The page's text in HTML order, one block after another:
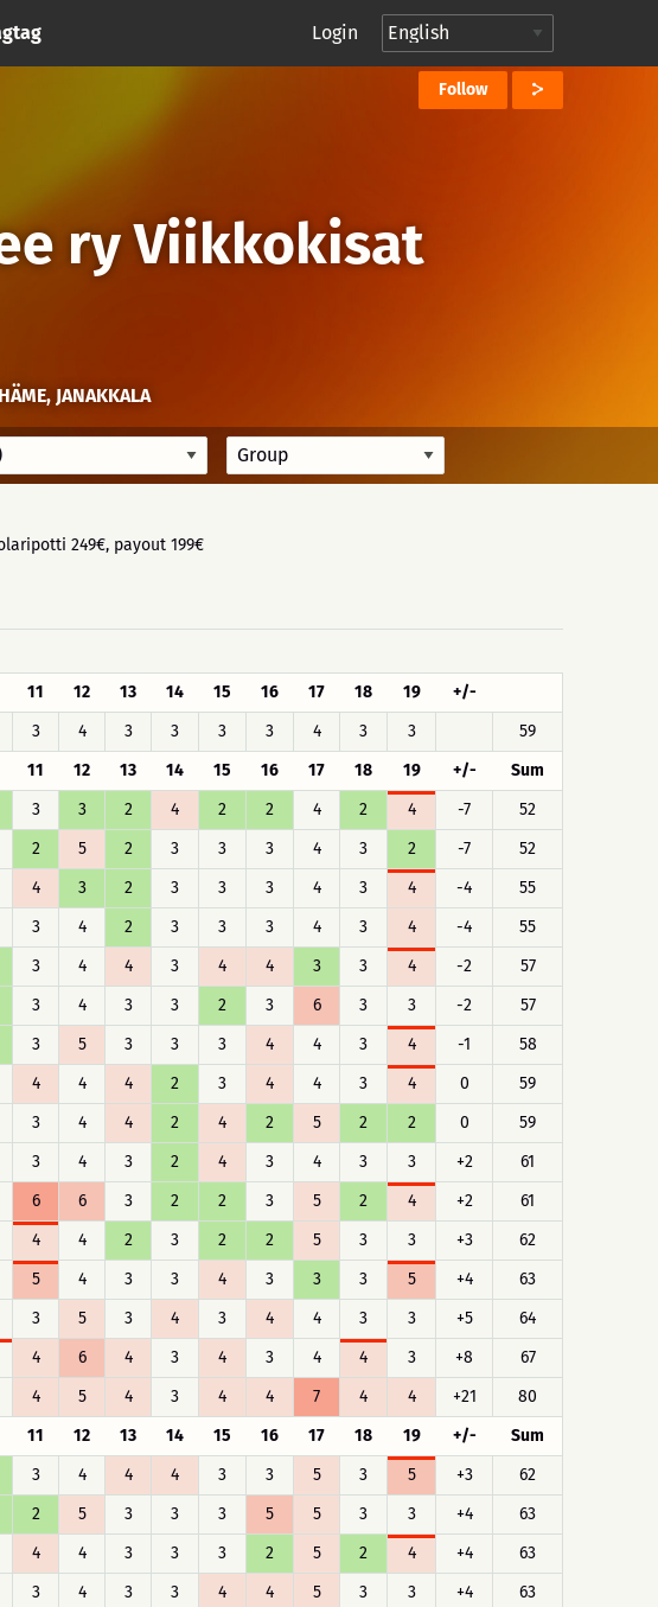
Login
Follow
ry Viikkokisat
JANAKKALA
249€, payout 199€
11 12 13 14 15 16 17 18 19
+/-
3 4 3 3 3 3 4 3 3
59
11 12 13 14 15 16 17 18 19 +/-
Sum
3 3 2 4 2 2 4 2 4 -7
52
2 5 2 3 3 3 4 3 2 -7
52
4 3 2 3 3 3 4 3 4 -4
55
3 4 2 3 3 3 4 3 4 -4
55
3 4 4 3 4 4 3 3 4 -2
57
3 4 3 3 2 3 6 3 3 -2
57
3 5 3 3 3 4 4 3 4 -1
58
4 4 4 2 3 4 4 3 4 0
59
3 4 4 2 4 2 5 2 2 0
59
3 4 3 2 4 3 4 3 3 +2
61
6 6 3 2 2 3 5 2 4 +2
61
4 4 2 3 2 2 5 3 3 +3
62
5 4 3 3 4 3 3 3 5 +4
63
3 5 3 4 3 4 4 3 3 +5
64
4 6 4 3 4 3 4 4 3 +8
67
4 5 4 3 4 4 7 4 4 +21
80
11 12 13 14 15 16 17 18 19 +/-
Sum
3 4 4 4 3 3 5 3 5 +3
62
2 5 3 3 3 5 5 3 3 +4
63
4 4 3 3 3 2 5 2 4 +4
63
3 4 3 3 4 4 5 3 3 +4
63